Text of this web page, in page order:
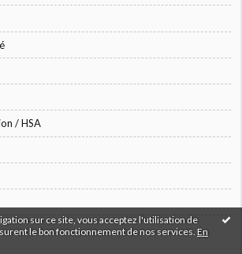
sur ce site, vous acceptez l'utilisation de
le bon fonctionnement de nos services. En
/ HSA